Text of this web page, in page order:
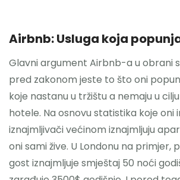
Airbnb: Usluga koja
Glavni argument Airbnb-a u obrani
pred zakonom jeste to što oni
koje nastanu u tržištu a nemaju u
hotele. Na osnovu statistika koje oni
iznajmljivači većinom iznajmljuju
oni sami žive. U Londonu na primjer,
gost iznajmljuje smještaj 50 noći